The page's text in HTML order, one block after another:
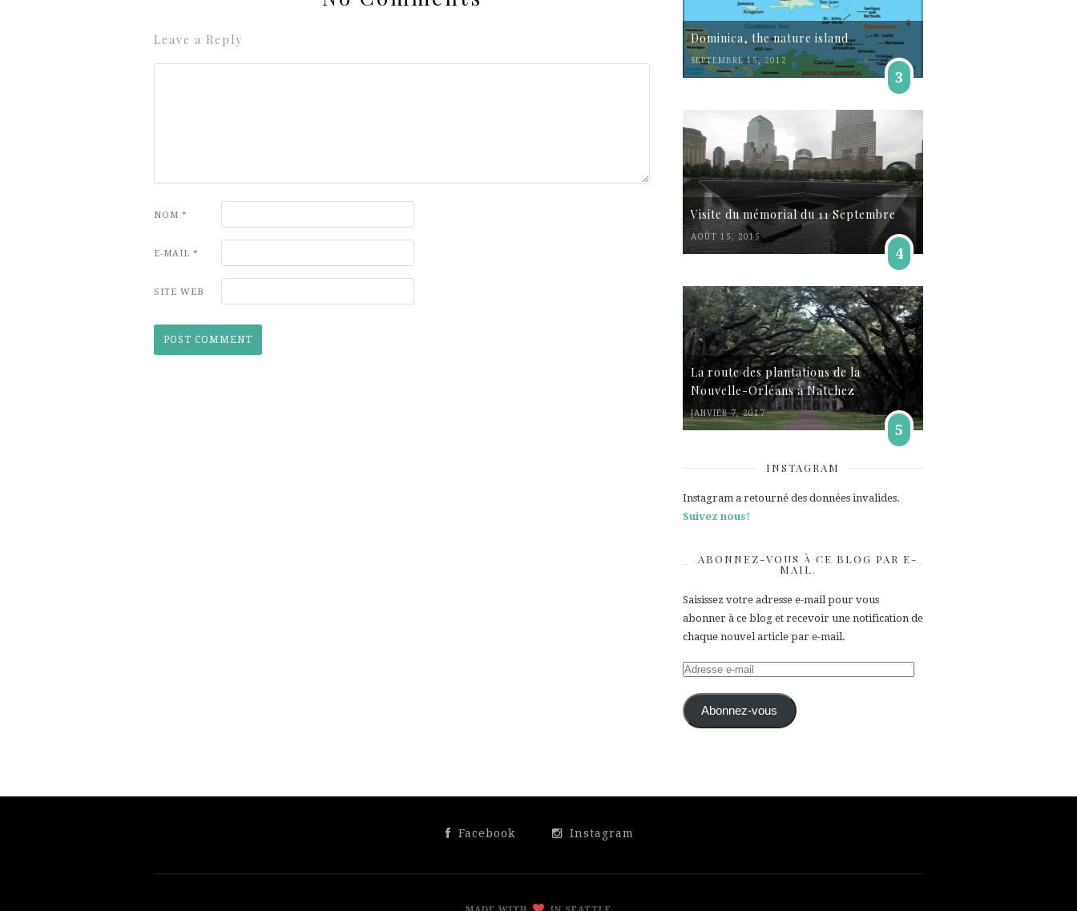
Leave a Reply
NOM *
E-MAIL *
SITE WEB
Dominica, the nature island
SEPTEMBRE 15, 2012
3
Visite du mémorial du 11 Septembre
AOÛT 15, 2015
4
La route des plantations de la
Nouvelle-Orléans à Natchez
JANVIER 7, 2017
5
INSTAGRAM
Instagram a retourné des données invalides.
Suivez nous!
ABONNEZ-VOUS À CE BLOG PAR E-
MAIL.
Saisissez votre adresse e-mail pour vous
abonner à ce blog et recevoir une notification de
chaque nouvel article par e-mail.
Adresse
mail Abonnez-vous
Facebook Instagram